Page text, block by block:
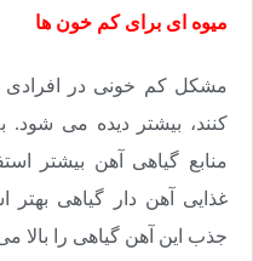
میوه ای برای کم خون ها
مشکل کم خونی در افرادی
کنند، بیشتر دیده می شود.
منابع گیاهی آهن بیشتر
غذایی آهن دار گیاهی
جذب این آهن گیاهی را بالا